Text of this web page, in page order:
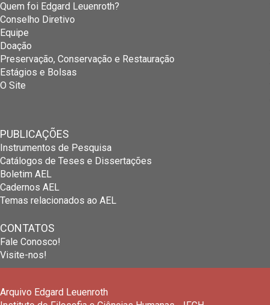
Quem foi Edgard Leuenroth?
Conselho Diretivo
Equipe
Doação
Preservação, Conservação e Restauração
Estágios e Bolsas
O Site
PUBLICAÇÕES
Instrumentos de Pesquisa
Catálogos de Teses e Dissertações
Boletim AEL
Cadernos AEL
Temas relacionados ao AEL
CONTATOS
Fale Conosco!
Visite-nos!
Arquivo Edgard Leuenroth